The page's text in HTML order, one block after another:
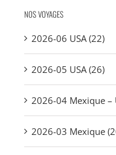
NOS VOYAGES
2026-06 USA (22)
2026-05 USA (26)
2026-04 Mexique –
2026-03 Mexique